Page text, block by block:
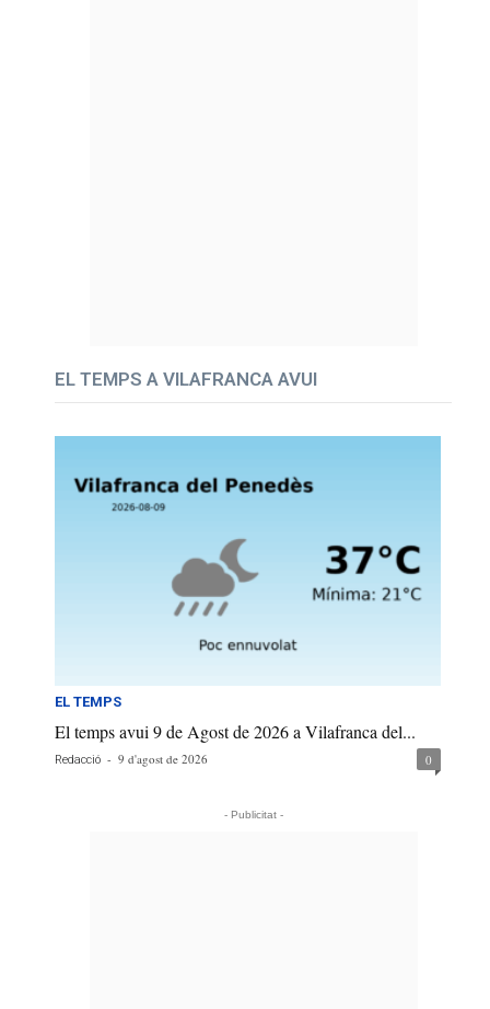
EL TEMPS A VILAFRANCA AVUI
EL TEMPS
El temps avui 9 de Agost de 2026 a Vilafranca del...
Redacció - 9 d'agost de 2026 0
- Publicitat -